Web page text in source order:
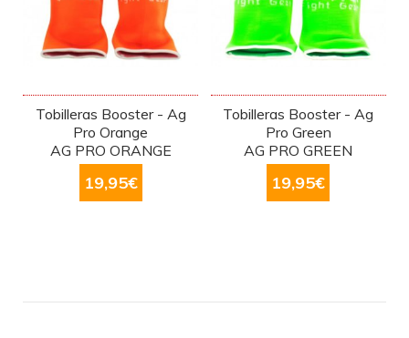
Tobilleras Booster - Ag
Pro Orange
AG PRO ORANGE
19,95€
Tobilleras Booster - Ag
Pro Green
AG PRO GREEN
19,95€